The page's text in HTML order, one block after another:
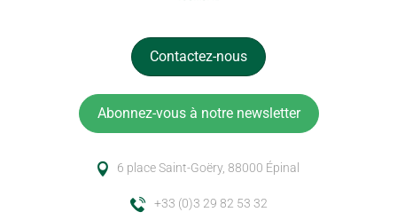
Contactez-nous
Abonnez-vous à notre newsletter
6 place Saint-Goëry, 88000 Épinal
+33 (0)3 29 82 53 32